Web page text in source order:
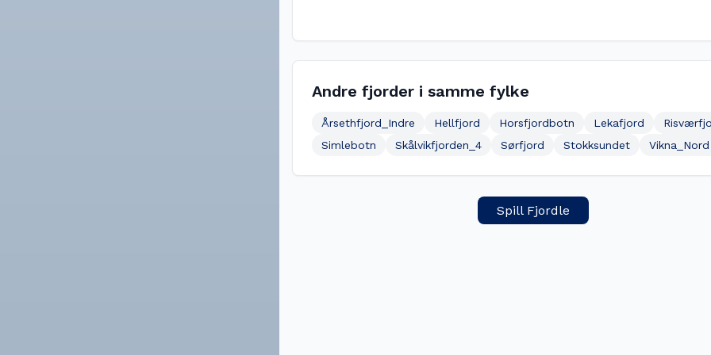
Andre fjorder i samme fylke
Årsethfjord_Indre Hellfjord Horsfjordbotn Lekafjord
Simlebotn
Skålvikfjorden_4 Sørfjord Stokksundet Vikna_Nord
Spill Fjordle